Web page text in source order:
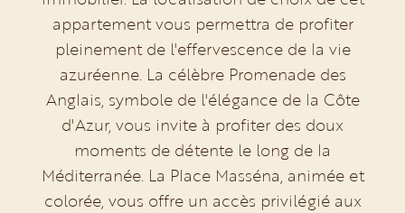
appartement vous permettra de profiter
pleinement de l'effervescence de la vie
azuréenne. La célèbre Promenade des
Anglais, symbole de l'élégance de la Côte
d'Azur, vous invite à profiter des doux
moments de détente le long de la
Méditerranée. La Place Masséna, animée et
colorée, vous offre un accès privilégié aux